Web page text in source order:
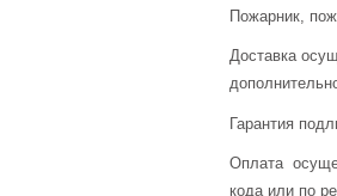
Пожарник,
Доставка
Гарантия
Оплата
кода или по